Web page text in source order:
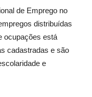
de Emprego no
distribuídas
ocupações está
cadastradas e são
e